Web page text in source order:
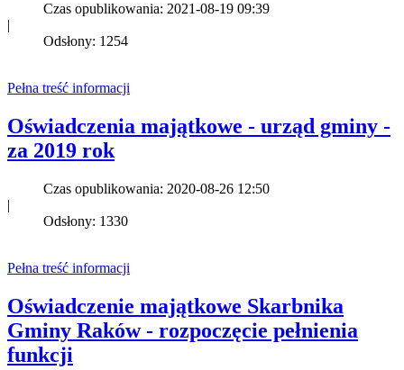
Czas opublikowania: 2021-08-19 09:39
|
Odsłony: 1254
Pełna treść informacji
Oświadczenia majątkowe - urząd gminy -
za 2019 rok
Czas opublikowania: 2020-08-26 12:50
|
Odsłony: 1330
Pełna treść informacji
Oświadczenie majątkowe Skarbnika
Gminy Raków - rozpoczęcie pełnienia
funkcji